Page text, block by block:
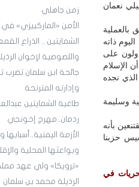
زمن جاهلي
الأمن «الماركييزي» في
الشمايتين .. الذراع
واللصوصية لإخوان
جائحة ابن سلمان تضرب
وإدارته المترنحة
طاغية الشمايتين
ردمان..مهرج إخونجي
الأزمة اليمنية..أسبابها
وبواعثها المحلية
«ترويكا» ولي عهد
الرذيلة محمد بن سلمان
أنا وزميلي نعمان
ذاته
على
الإسلام
نجده
وسليمة
بأنه
حزبنا
في